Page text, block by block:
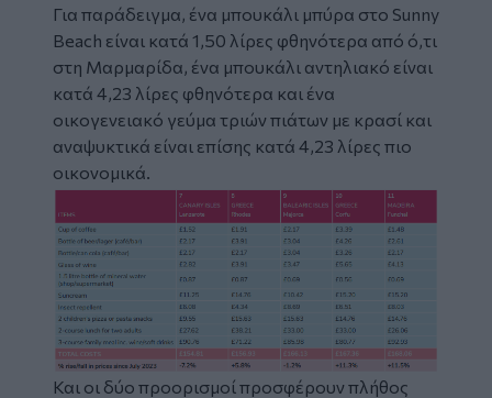
Για παράδειγμα, ένα μπουκάλι μπύρα στο Sunny
Beach είναι κατά 1,50 λίρες φθηνότερα από ό,τι
στη Μαρμαρίδα, ένα μπουκάλι αντηλιακό είναι
κατά 4,23 λίρες φθηνότερα και ένα
οικογενειακό γεύμα τριών πιάτων με κρασί και
αναψυκτικά είναι επίσης κατά 4,23 λίρες πιο
οικονομικά.
Και οι δύο προορισμοί προσφέρουν πλήθος